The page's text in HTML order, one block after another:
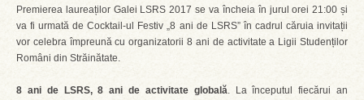
Premierea laureaților Galei LSRS 2017 se va încheia în jurul orei 21:00 și
va fi urmată de Cocktail-ul Festiv „8 ani de LSRS” în cadrul căruia invitații
vor celebra împreună cu organizatorii 8 ani de activitate a Ligii Studenților
Români din Străinătate.
8 ani de LSRS, 8 ani de activitate globală. La începutul fiecărui an